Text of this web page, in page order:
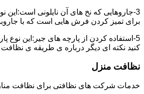
3-جاروهایی که نخ های آن نایلونی است:این
برای تمیز کردن فرش هایی است که با
5-استفاده کردن از پارچه های جیر:این
کنید نکته ای دیگر درباره ی طریقه ی
نظافت منزل
خدمات شرکت های نظافتی برای نظافت